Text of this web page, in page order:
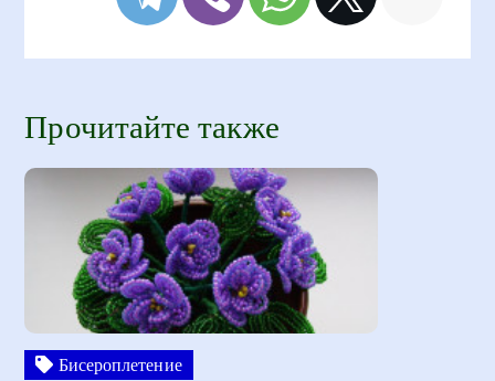
Прочитайте также
Бисероплетение